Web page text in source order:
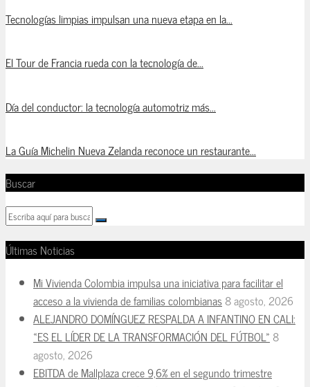
Tecnologías limpias impulsan una nueva etapa en la...
El Tour de Francia rueda con la tecnología de...
Día del conductor: la tecnología automotriz más...
La Guía Michelin Nueva Zelanda reconoce un restaurante...
Buscar
Últimas Noticias
Mi Vivienda Colombia impulsa una iniciativa para facilitar el
acceso a la vivienda de familias colombianas8 agosto, 2026
ALEJANDRO DOMÍNGUEZ RESPALDA A INFANTINO EN CALI:
«ES EL LÍDER DE LA TRANSFORMACIÓN DEL FÚTBOL» 8
agosto, 2026
EBITDA de Mallplaza crece 9,6% en el segundo trimestre